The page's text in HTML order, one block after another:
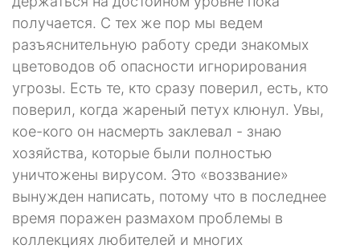
получается. С тех же пор мы ведем
разъяснительную работу среди знакомых
цветоводов об опасности игнорирования
угрозы. Есть те, кто сразу поверил, есть, кто
поверил, когда жареный петух клюнул. Увы,
кое-кого он насмерть заклевал - знаю
хозяйства, которые были полностью
уничтожены вирусом. Это «воззвание»
вынужден написать, потому что в последнее
время поражен размахом проблемы в
коллекциях любителей и многих